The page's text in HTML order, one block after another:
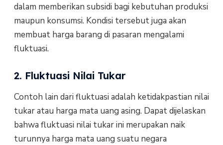
dalam memberikan subsidi bagi kebutuhan produksi
maupun konsumsi. Kondisi tersebut juga akan
membuat harga barang di pasaran mengalami
fluktuasi.
2. Fluktuasi Nilai Tukar
Contoh lain dari fluktuasi adalah ketidakpastian nilai
tukar atau harga mata uang asing. Dapat dijelaskan
bahwa fluktuasi nilai tukar ini merupakan naik
turunnya harga mata uang suatu negara